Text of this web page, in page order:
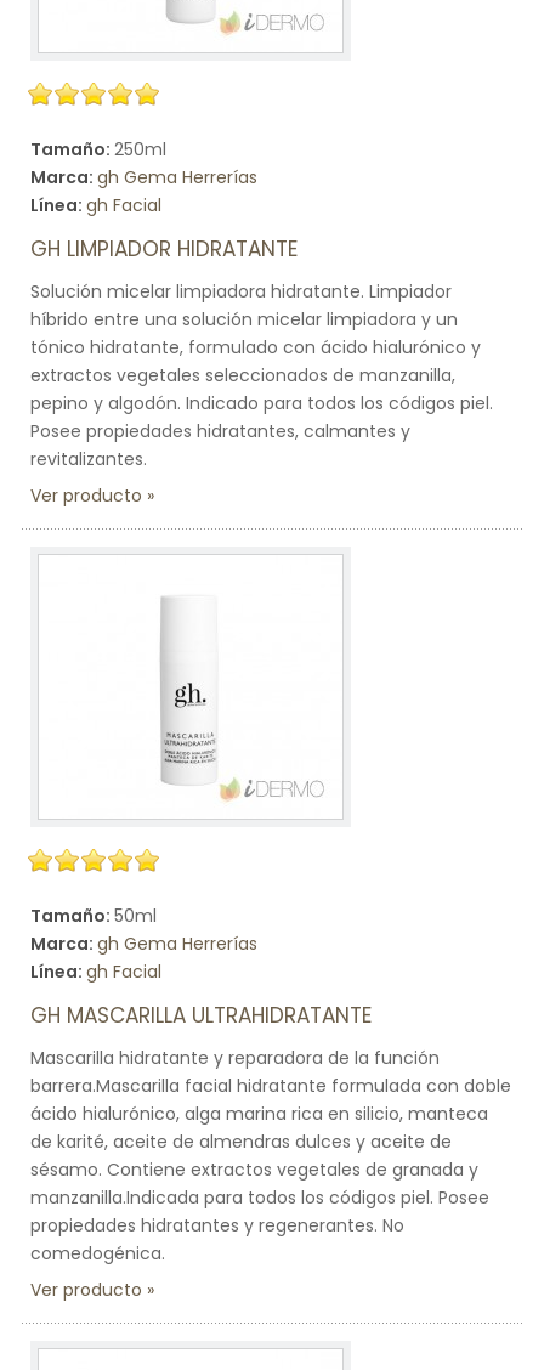
Tamaño: 250ml
Marca: gh Gema Herrerías
Línea: gh Facial
GH LIMPIADOR HIDRATANTE
Solución micelar limpiadora hidratante. Limpiador
híbrido entre una solución micelar limpiadora y un
tónico hidratante, formulado con ácido hialurónico y
extractos vegetales seleccionados de manzanilla,
pepino y algodón. Indicado para todos los códigos piel.
Posee propiedades hidratantes, calmantes y
revitalizantes.
Ver producto
Tamaño: 50ml
Marca: gh Gema Herrerías
Línea: gh Facial
GH MASCARILLA ULTRAHIDRATANTE
Mascarilla hidratante y reparadora de la función
barrera.Mascarilla facial hidratante formulada con doble
ácido hialurónico, alga marina rica en silicio, manteca
de karité, aceite de almendras dulces y aceite de
sésamo. Contiene extractos vegetales de granada y
manzanilla.Indicada para todos los códigos piel. Posee
propiedades hidratantes y regenerantes. No
comedogénica.
Ver producto